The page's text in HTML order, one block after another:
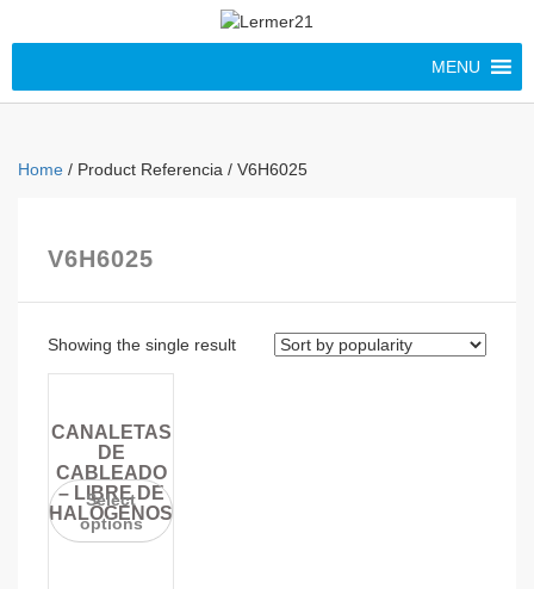
MENU
Home / Product Referencia / V6H6025
V6H6025
Showing the single result
CANALETAS
DE
CABLEADO
– LIBRE DE
HALÓGENOS
Select
options